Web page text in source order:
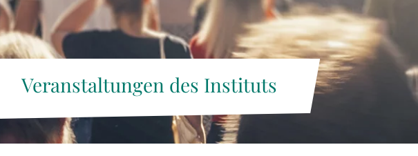
Veranstaltungen des Instituts